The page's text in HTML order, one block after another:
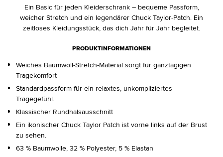
Ein Basic für jeden Kleiderschrank – bequeme Passform,
weicher Stretch und ein legendärer Chuck Taylor-Patch. Ein
zeitloses Kleidungsstück, das dich Jahr für Jahr begleitet.
PRODUKTINFORMATIONEN
Weiches Baumwoll-Stretch-Material sorgt für ganztägigen
Tragekomfort
Standardpassform für ein relaxtes, unkompliziertes
Tragegefühl.
Klassischer Rundhalsausschnitt
Ein ikonischer Chuck Taylor Patch ist vorne links auf der Brust
zu sehen.
63 % Baumwolle, 32 % Polyester, 5 % Elastan